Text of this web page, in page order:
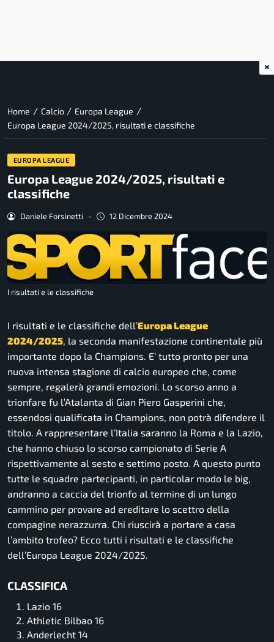
Home / Calcio / Europa League /
Europa League 2024/2025, risultati e classifiche
EUROPA LEAGUE
Europa League 2024/2025, risultati e
classifiche
Daniele Forsinetti - 12 Dicembre 2024
I risultati e le classifiche
I risultati e le classifiche dell’Europa League
2024/2025 , la seconda manifestazione continentale più
importante dopo la Champions. E’ tutto pronto per una
nuova intensa stagione di calcio europeo che, come
sempre, regalerà grandi emozioni. Lo scorso anno a
trionfare fu l’Atalanta di Gian Piero Gasperini che,
essendosi qualificata in Champions, non potrà difendere il
titolo. A rappresentare l’Italia saranno la Roma e la Lazio,
che hanno chiuso lo scorso campionato di Serie A
rispettivamente al sesto e settimo posto. A questo punto
tutte le squadre partecipanti, in particolar modo le big,
andranno a caccia del trionfo al termine di un lungo
cammino per provare ad ereditare lo scettro della
compagine nerazzurra. Chi riuscirà a portare a casa
l’ambito trofeo? Ecco tutti i risultati e le classifiche
dell’Europa League 2024/2025.
CLASSIFICA
Lazio 16
Athletic Bilbao 16
Anderlecht 14
×